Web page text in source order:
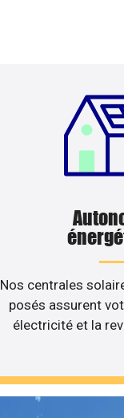
Nos centrales
posés assurent
électricité et la